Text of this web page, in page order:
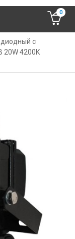
0
с
20W 4200К